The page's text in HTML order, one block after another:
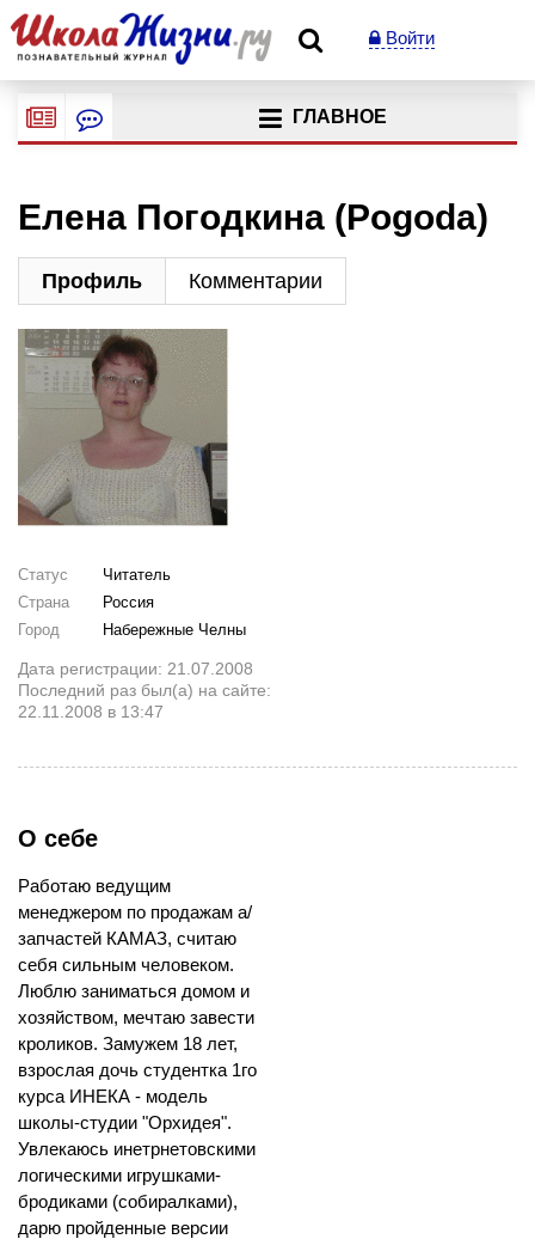
Войти
ГЛАВНОЕ
Елена Погодкина (Pogoda)
Профиль Комментарии
Статус
Читатель
Страна
Россия
Город
Набережные Челны
Дата регистрации: 21.07.2008
Последний раз был(а) на сайте:
22.11.2008 в 13:47
О себе
Работаю ведущим
менеджером по продажам а/
запчастей КАМАЗ, считаю
себя сильным человеком.
Люблю заниматься домом и
хозяйством, мечтаю завести
кроликов. Замужем 18 лет,
взрослая дочь студентка 1го
курса ИНЕКА - модель
школы-студии "Орхидея".
Увлекаюсь инетрнетовскими
логическими игрушками-
бродиками (собиралками),
дарю пройденные версии